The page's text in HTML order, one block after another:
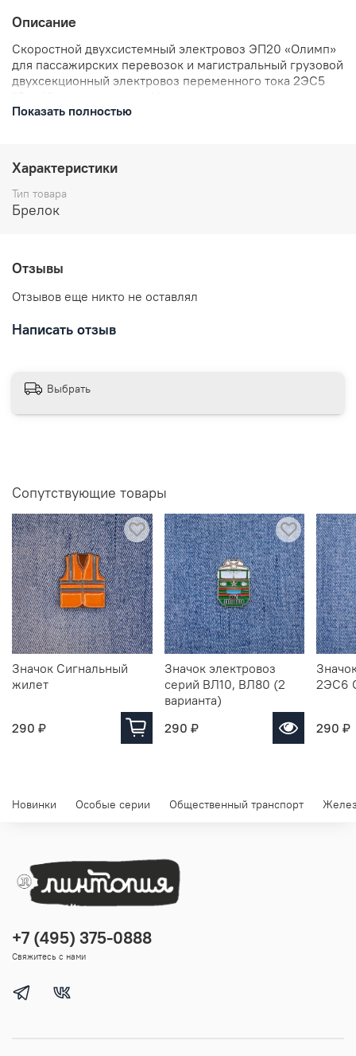
Описание
Скоростной двухсистемный электровоз ЭП20 «Олимп»
для пассажирских перевозок и магистральный грузовой
двухсекционный электровоз переменного тока 2ЭС5
электровозостроительном заводе (НЭВЗ, входит в
работают в основном в европейской части России.
Вдохновившись их ярким обликом мы создали эти
брелоки.#nbsp;Их дизайн уникален, значки выполнены
очень качественно и выделят Вас из толпы. Брелоки
повторяют реальную ливрею электровозов.
В комплекте: брелок металлический, цепочка,
Размеры: высота 35 мм
заказа.
Показать полностью
Характеристики
Тип товара
Брелок
Отзывы
Отзывов еще никто не оставлял
Написать отзыв
Выбрать
Сопутствующие товары
Значок Сигнальный
жилет
290 ₽
Значок электровоз
серий ВЛ10, ВЛ80 (2
варианта)
290 ₽
2ЭС6
290 ₽
Новинки Особые серии Общественный транспорт
+7 (495) 375-0888
Свяжитесь с нами